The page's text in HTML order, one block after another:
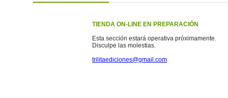
TIENDA ON-LINE EN PREPARACIÓN
Esta sección estará operativa próximamente.
Disculpe las molestias.
trilitaediciones@gmail.com